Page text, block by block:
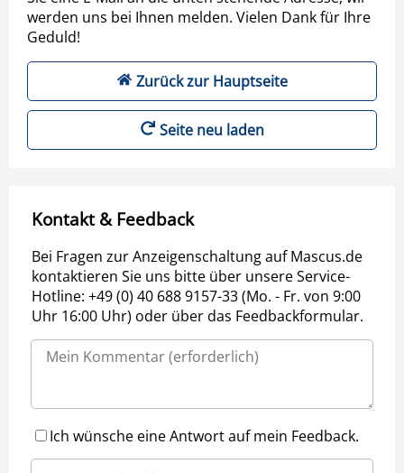
werden uns bei Ihnen melden. Vielen Dank für Ihre
Geduld!
Zurück zur Hauptseite
Seite neu laden
Kontakt & Feedback
Bei Fragen zur Anzeigenschaltung auf Mascus.de
kontaktieren Sie uns bitte über unsere Service-
Hotline: +49 (0) 40 688 9157-33 (Mo. - Fr. von 9:00
Uhr 16:00 Uhr) oder über das Feedbackformular.
Ich wünsche eine Antwort auf mein Feedback.